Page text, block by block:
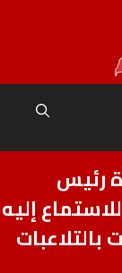
رئيس
إليه